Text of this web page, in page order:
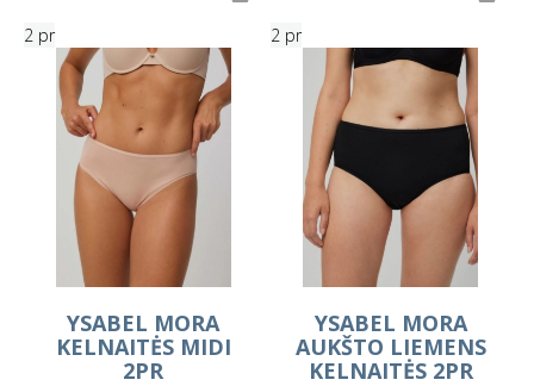
2 pr
YSABEL MORA
KELNAITĖS MIDI
2PR
2 pr
YSABEL MORA
AUKŠTO LIEMENS
KELNAITĖS 2PR